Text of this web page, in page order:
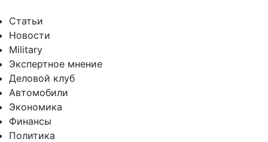
Статьи
Новости
Military
Экспертное мнение
Деловой клуб
Автомобили
Экономика
Финансы
Политика